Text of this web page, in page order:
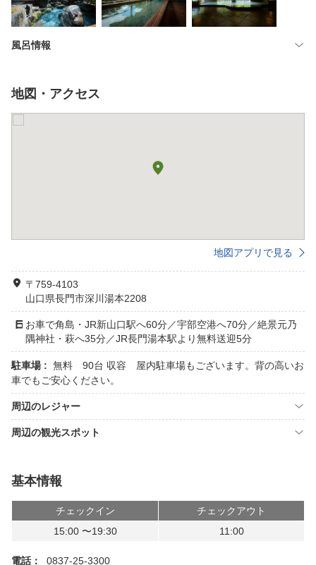
風呂情報
地図・アクセス
地図アプリで見る
〒759-4103
山口県長門市深川湯本2208
お車で角島・JR新山口駅へ60分／宇部空港へ70分／絶景元乃
隅神社・萩へ35分／JR長門湯本駅より無料送迎5分
駐車場 : 無料 90台 収容 屋内駐車場もございます。背の高いお
車でもご安心ください。
周辺のレジャー
周辺の観光スポット
基本情報
チェックイン
チェックアウト
15:00 〜19:30
11:00
電話： 0837-25-3300